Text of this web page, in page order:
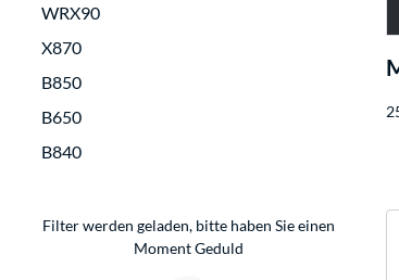
WRX90
X870
B850
B650
B840
Filter werden geladen, bitte haben Sie einen
Moment Geduld